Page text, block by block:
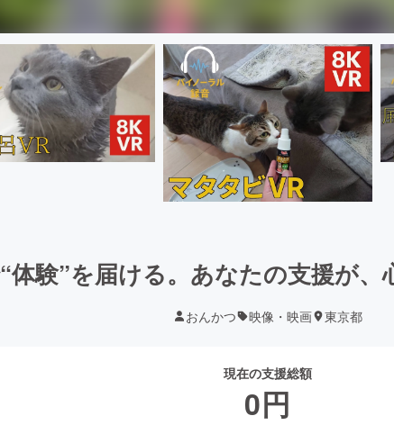
体験”を届ける。あなたの支援が
おんかつ 映像・映画 東京都
現在の支援総額
0円